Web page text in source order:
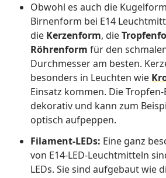
Obwohl es auch die
Birnenform bei E14
die Kerzenform, die
Röhrenform für den
Durchmesser am besten.
besonders in Leuchten wie
Einsatz kommen. Die
dekorativ und kann zum
optisch aufpeppen.
Filament-LEDs: Eine ganz
von E14-LED-Leuchtmitteln
LEDs. Sie sind aufgebaut wie